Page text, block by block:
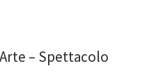
– Spettacolo